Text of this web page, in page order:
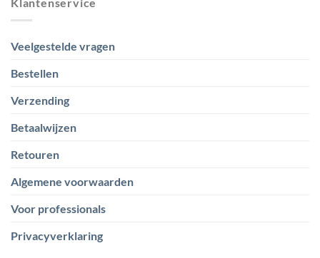
Veelgestelde vragen
Bestellen
Verzending
Betaalwijzen
Retouren
Algemene voorwaarden
Voor professionals
Privacyverklaring